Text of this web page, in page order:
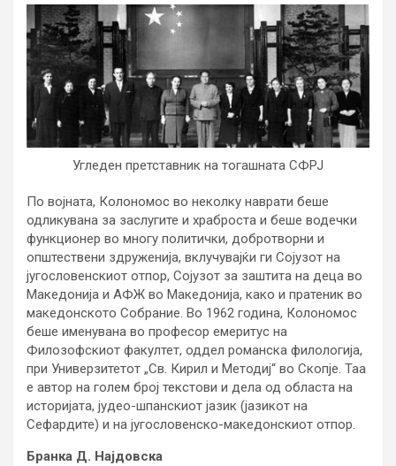
Угледен претставник на тогашната СФРЈ
По војната, Колономос во неколку наврати беше
одликувана за заслугите и храброста и беше водечки
функционер во многу политички, добротворни и
општествени здруженија, вклучувајќи ги Сојузот на
југословенскиот отпор, Сојузот за заштита на деца во
Македонија и АФЖ во Македонија, како и пратеник во
македонското Собрание. Во 1962 година, Колономос
беше именувана во професор емеритус на
Филозофскиот факултет, оддел романска филологија,
при Универзитетот „Св. Кирил и Методиј“ во Скопје. Таа
е автор на голем број текстови и дела од областа на
историјата, јудео-шпанскиот јазик (јазикот на
Сефардите) и на југословенско-македонскиот отпор.
Бранка Д. Најдовска